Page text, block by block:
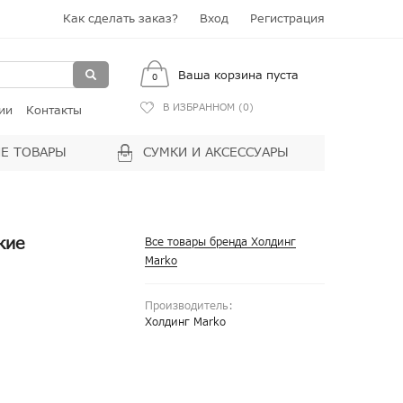
Как сделать заказ? Вход Регистрация
Контакты
0 Ваша корзина пуста
В ИЗБРАННОМ (0)
ТОВАРЫ СУМКИ И АКСЕССУАРЫ
Все товары бренда Холдинг
Marko
Производитель:
Холдинг Marko